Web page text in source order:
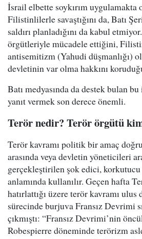
İsrail elbette soykırım uygulamakta
Filistinlilerle savaştığını da, Batı
saldırı planladığını da kabul
örgütleriyle mücadele ettiğini,
antisemitizm (Yahudi düşmanlığı)
devletinin var olma hakkını
Batı medyasında da destek bulan
yanıt vermek son derece önemli.
Terör nedir? Terör örgütü
Terör kavramı politik bir amaç
arasında veya devletin yöneticileri
gerçekleştirilen şok edici, korkutucu
anlamında kullanılır. Geçen hafta
hatırlattığı üzere terör kavramı
sürecinde burjuva Fransız Devrimi
çıkmıştı: “Fransız Devrimi’nin
Robespierre döneminde terörizm